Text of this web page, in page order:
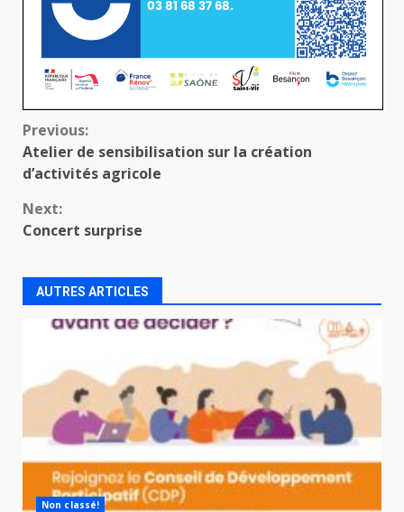
Continue
Reading
Previous:
Atelier de sensibilisation sur la création
d’activités agricole
Next:
Concert surprise
AUTRES ARTICLES
Non classé!